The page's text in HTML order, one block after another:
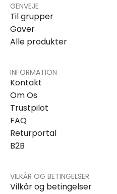
GENVEJE
Til grupper
Gaver
Alle produkter
INFORMATION
Kontakt
Om Os
Trustpilot
FAQ
Returportal
B2B
VILKÅR OG BETINGELSER
Vilkår og betingelser